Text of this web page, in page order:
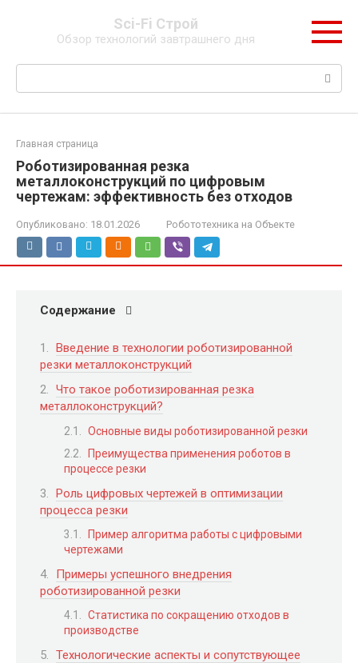
Sci-Fi Строй
Обзор технологий завтрашнего дня
Поиск:
Главная страница
Роботизированная резка
металлоконструкций по цифровым
чертежам: эффективность без отходов
Опубликовано: 18.01.2026 Робототехника на Объекте
Содержание
Введение в технологии роботизированной
резки металлоконструкций
Что такое роботизированная резка
металлоконструкций?
Основные виды роботизированной резки
Преимущества применения роботов в
процессе резки
Роль цифровых чертежей в оптимизации
процесса резки
Пример алгоритма работы с цифровыми
чертежами
Примеры успешного внедрения
роботизированной резки
Статистика по сокращению отходов в
производстве
Технологические аспекты и сопутствующее